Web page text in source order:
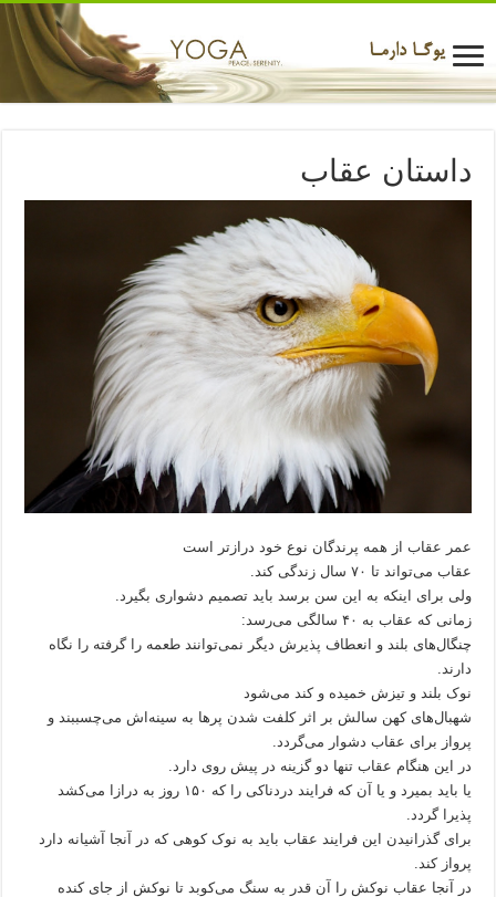
داستان عقاب
عمر عقاب از همه پرندگان نوع خود درازتر است
عقاب می‌تواند تا ۷۰ سال زندگی کند.
ولی برای اینکه به این سن برسد باید تصمیم دشواری بگیرد.
زمانی که عقاب به ۴۰ سالگی می‌رسد:
چنگال‌های بلند و انعطاف پذیرش دیگر نمی‌توانند طعمه را گرفته را نگاه
دارند.
نوک بلند و تیزش خمیده و کند می‌شود
شهبال‌های کهن سالش بر اثر کلفت شدن پرها به سینه‌اش می‌چسببند و
پرواز برای عقاب دشوار می‌گردد.
در این هنگام عقاب تنها دو گزینه در پیش روی دارد.
یا باید بمیرد و یا آن که فرایند دردناکی را که ۱۵۰ روز به درازا می‌کشد
پذیرا گردد.
برای گذرانیدن این فرایند عقاب باید به نوک کوهی که در آنجا آشیانه دارد
پرواز کند.
در آنجا عقاب نوکش را آن قدر به سنگ می‌کوبد تا نوکش از جای کنده